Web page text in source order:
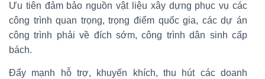
Ưu tiên đảm bảo nguồn vật liệu xây dựng phục vụ các
công trình quan trọng, trọng điểm quốc gia, các dự án
công trình phải về đích sớm, công trình dân sinh cấp
bách.
Đẩy mạnh hỗ trợ, khuyến khích, thu hút các doanh